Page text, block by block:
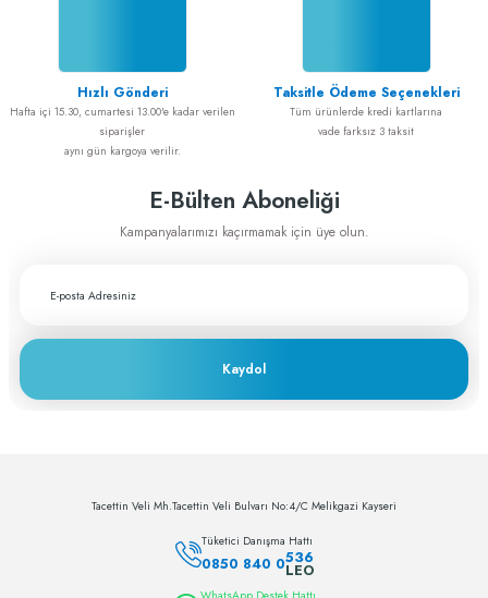
Hızlı Gönderi
Hafta içi 15.30, cumartesi 13.00'e kadar verilen
siparişler
aynı gün kargoya verilir.
Taksitle Ödeme Seçenekleri
Tüm ürünlerde kredi kartlarına
vade farksız 3 taksit
E-Bülten Aboneliği
Kampanyalarımızı kaçırmamak için üye olun.
Kaydol
Tacettin Veli Mh.Tacettin Veli Bulvarı No:4/C Melikgazi Kayseri
Tüketici Danışma Hattı
0850 840 0536
LEO